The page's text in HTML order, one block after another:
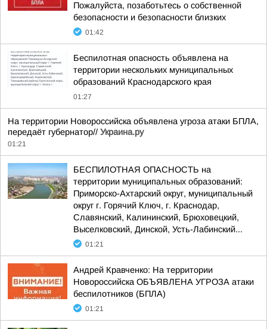
Пожалуйста, позаботьтесь о собственной
безопасности и безопасности близких
01:42
Беспилотная опасность объявлена на
территории нескольких муниципальных
образований Краснодарского края
01:27
На территории Новороссийска объявлена угроза атаки БПЛА,
передаёт губернатор// Украина.ру
01:21
БЕСПИЛОТНАЯ ОПАСНОСТЬ на
территории муниципальных образований:
Приморско-Ахтарский округ, муниципальный
округ г. Горячий Ключ, г. Краснодар,
Славянский, Калининский, Брюховецкий,
Выселковский, Динской, Усть-Лабинский...
01:21
Андрей Кравченко: На территории
Новороссийска ОБЪЯВЛЕНА УГРОЗА атаки
беспилотников (БПЛА)
01:21